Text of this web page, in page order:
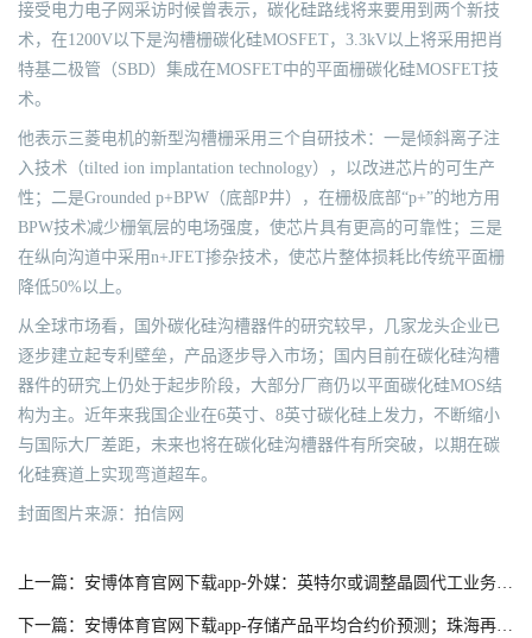
接受电力电子网采访时候曾表示，碳化硅路线将来要用到两个新技
术，在1200V以下是沟槽栅碳化硅MOSFET，3.3kV以上将采用把肖
特基二极管（SBD）集成在MOSFET中的平面栅碳化硅MOSFET技
术。
他表示三菱电机的新型沟槽栅采用三个自研技术：一是倾斜离子注
入技术（tilted ion implantation technology），以改进芯片的可生产
性；二是Grounded p+BPW（底部P井），在栅极底部“p+”的地方用
BPW技术减少栅氧层的电场强度，使芯片具有更高的可靠性；三是
在纵向沟道中采用n+JFET掺杂技术，使芯片整体损耗比传统平面栅
降低50%以上。
从全球市场看，国外碳化硅沟槽器件的研究较早，几家龙头企业已
逐步建立起专利壁垒，产品逐步导入市场；国内目前在碳化硅沟槽
器件的研究上仍处于起步阶段，大部分厂商仍以平面碳化硅MOS结
构为主。近年来我国企业在6英寸、8英寸碳化硅上发力，不断缩小
与国际大厂差距，未来也将在碳化硅沟槽器件有所突破，以期在碳
化硅赛道上实现弯道超车。
封面图片来源：拍信网
上一篇：安博体育官网下载app-外媒：英特尔或调整晶圆代工业务，出售Altera
下一篇：安博体育官网下载app-存储产品平均合约价预测；珠海再发力集成电路；《黑神话》带火两类半导体